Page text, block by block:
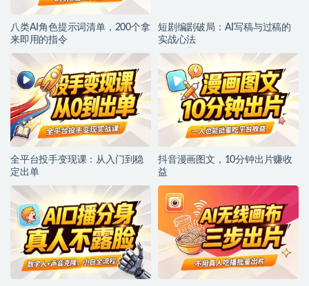
八类AI角色提示词清单，200个拿
来即用的指令
短剧编剧破局：AI写稿与过稿的
实战心法
全平台投手变现课：从入门到稳
定出单
抖音漫画图文，10分钟出片赚收
益